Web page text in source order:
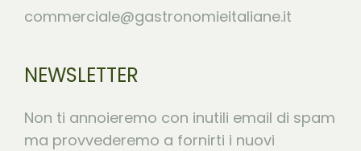
commerciale@gastronomieitaliane.it
NEWSLETTER
Non ti annoieremo con inutili email di spam
ma provvederemo a fornirti i nuovi